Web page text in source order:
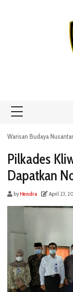
Warisan Budaya
Pilkades
Dapatkan
byHendra April 23,